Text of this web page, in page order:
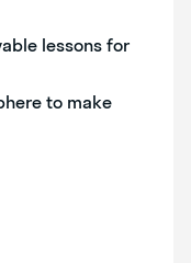
lessons for
to make